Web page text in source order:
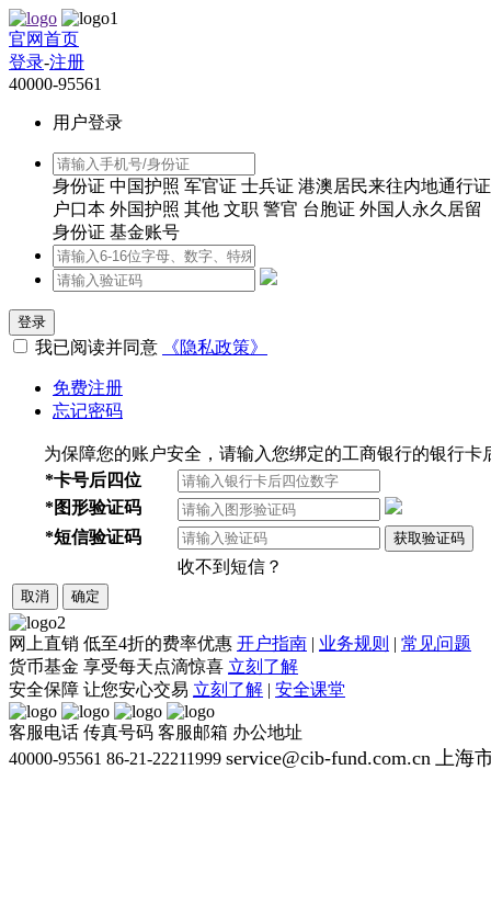
官网首页
登录-注册
40000-95561
用户登录
身份证 中国护照 军官证 士兵证 港澳居民来往内地通行证
户口本 外国护照 其他 文职 警官 台胞证 外国人永久居留
身份证 基金账号
登录
我已阅读并同意 《隐私政策》
免费注册
忘记密码
为保障您的账户安全，请输入您绑定的工商银行的银行卡
*卡号后四位
*图形验证码
*短信验证码 获取验证码
收不到短信？
取消 确定
网上直销 低至4折的费率优惠 开户指南 | 业务规则 | 常见问题
货币基金 享受每天点滴惊喜 立刻了解
安全保障 让您安心交易 立刻了解 | 安全课堂
客服电话 传真号码 客服邮箱 办公地址
40000-95561 86-21-22211999 service@cib-fund.com.cn 上海